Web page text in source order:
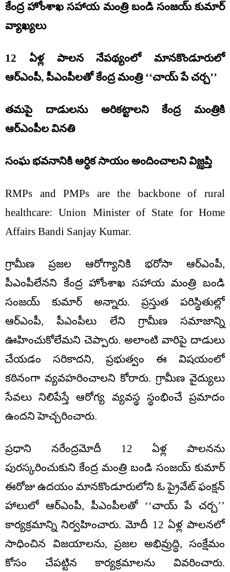
కేంద్ర హోంశాఖ సహాయ మంత్రి బండి సంజయ్ కుమార్
వ్యాఖ్యలు
12 ఏళ్ల పాలన నేపథ్యంలో మానకొండూరులో
ఆర్ఎంపీ, పీఎంపీలతో కేంద్ర మంత్రి ‘‘చాయ్ పే చర్చ’’
తమపై దాడులను అరికట్టాలని కేంద్ర మంత్రికి
ఆర్ఎంపీల వినతి
సంఘ భవనానికి ఆర్ధిక సాయం అందించాలని విజ్ఝప్తి
RMPs and PMPs are the backbone of rural
healthcare: Union Minister of State for Home
Affairs Bandi Sanjay Kumar.
గ్రామీణ ప్రజల ఆరోగ్యానికి భరోసా ఆర్ఎంపీ,
పీఎంపీలేనని కేంద్ర హోంశాఖ సహాయ మంత్రి బండి
సంజయ్ కుమార్ అన్నారు. ప్రస్తుత పరిస్థితుల్లో
ఆర్ఎంపీ, పీఎంపీలు లేని గ్రామీణ సమాజాన్ని
ఊహించుకోలేమని చెప్పారు. అలాంటి వారిపై దాడులు
చేయడం సరికాదని, ప్రభుత్వం ఈ విషయంలో
కఠినంగా వ్యవహరించాలని కోరారు. గ్రామీణ వైద్యులు
సేవలు నిలిపేస్తే ఆరోగ్య వ్యవస్థ స్థంభించే ప్రమాదం
ఉందని హెచ్చరించారు.
ప్రధాని నరేంద్రమోదీ 12 ఏళ్ల పాలనను
పురస్కరించుకుని కేంద్ర మంత్రి బండి సంజయ్ కుమార్
ఈరోజు ఉదయం మానకొండూరులోని ఓ ప్రైవేట్ ఫంక్షన్
హాలులో ఆర్ఎంపీ, పీఎంపీలతో ‘‘చాయ్ పే చర్చ’’
కార్యక్రమాన్ని నిర్వహించారు. మోదీ 12 ఏళ్ల పాలనలో
సాధించిన విజయాలను, ప్రజల అభివ్రుద్ధి, సంక్షేమం
కోసం చేపట్టిన కార్యక్రమాలను వివరించారు.